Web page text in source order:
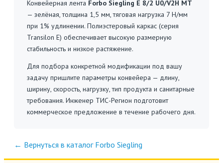
Конвейерная лента Forbo Siegling E 8/2 U0/V2H MT
— зелёная, толщина 1,5 мм, тяговая нагрузка 7 Н/мм
при 1% удлинении. Полиэстеровый каркас (серия
Transilon E) обеспечивает высокую размерную
стабильность и низкое растяжение.
Для подбора конкретной модификации под вашу
задачу пришлите параметры конвейера — длину,
ширину, скорость, нагрузку, тип продукта и санитарные
требования. Инженер ТИС-Регион подготовит
коммерческое предложение в течение рабочего дня.
← Вернуться в каталог Forbo Siegling